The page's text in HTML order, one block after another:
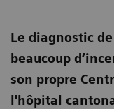
Le diagnostic
beaucoup
son propre
l'hôpital